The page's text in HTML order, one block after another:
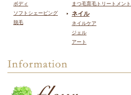
ボディ
ソフトシェービング
脱毛
まつ毛育毛トリートメント
ネイル
ネイルケア
ジェル
アート